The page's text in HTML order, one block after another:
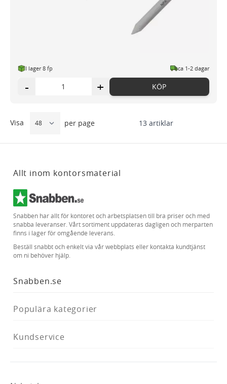
I lager 8 fp ca 1-2 dagar
- + KÖP
13artiklar
Visa per page
Allt inom kontorsmaterial
Snabben har allt för kontoret och arbetsplatsen till bra priser och med
snabba leveranser. Vårt sortiment uppdateras dagligen och merparten
finns i lager för omgående leverans.
Beställ snabbt och enkelt via vår webbplats eller kontakta kundtjänst
om ni behöver hjälp.
Snabben.se
Populära kategorier
Kundservice